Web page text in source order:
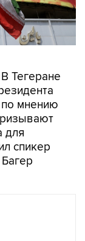
Тегеране
мнению
для
спикер